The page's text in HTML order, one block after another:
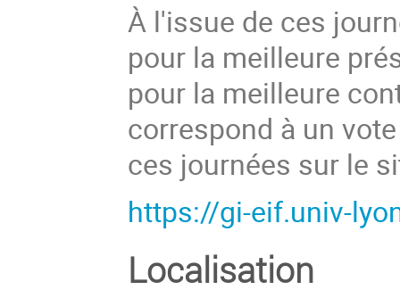
À l'issue de ces
pour la meilleure
pour la meilleure
correspond à un
ces journées sur le
https://gi-eif.univ-
Localisation